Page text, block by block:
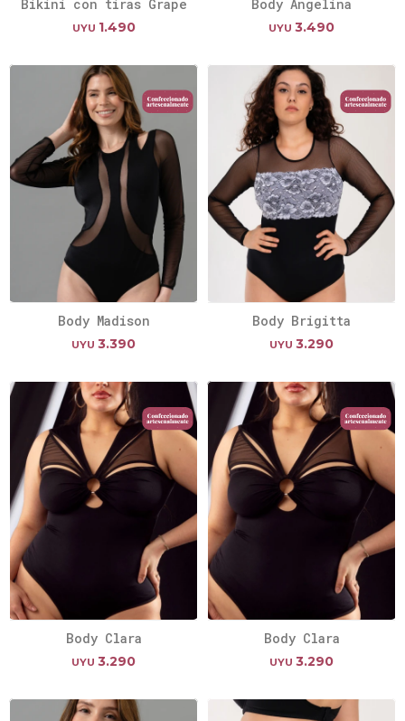
Bikini con tiras Grape
UYU 1.490
Body Angelina
UYU 3.490
Body Madison
UYU 3.390
Body Brigitta
UYU 3.290
Body Clara
UYU 3.290
Body Clara
UYU 3.290